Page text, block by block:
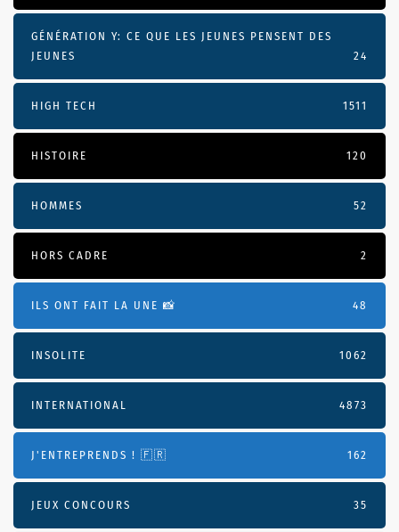
GÉNÉRATION Y: CE QUE LES JEUNES PENSENT DES
JEUNES
24
HIGH TECH 1511
HISTOIRE 120
HOMMES 52
HORS CADRE 2
ILS ONT FAIT LA UNE 📸 48
INSOLITE 1062
INTERNATIONAL 4873
J'ENTREPRENDS ! 🇫🇷 162
JEUX CONCOURS 35